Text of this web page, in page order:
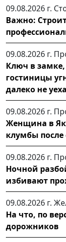
09.08.2026 г.
Важно:
09.08.2026 г.
Ключ в замке,
гостиницы
далеко не
09.08.2026 г.
Женщина в
клумбы после
09.08.2026 г.
Ночной
избивают
09.08.2026 г.
На что, по
дорожников